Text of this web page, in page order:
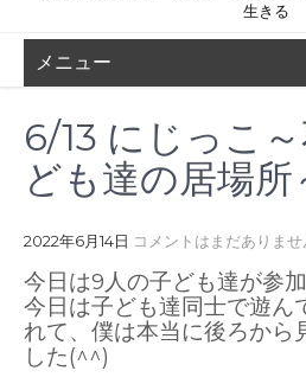
生きる
メニュー
6/13 にじっこ
ども達の居場
2022年6月14日 コメントはまだありませ
今日は9人の子ども達が参
今日は子ども達同士で遊ん
れて、僕は本当に後ろから
した(^^)